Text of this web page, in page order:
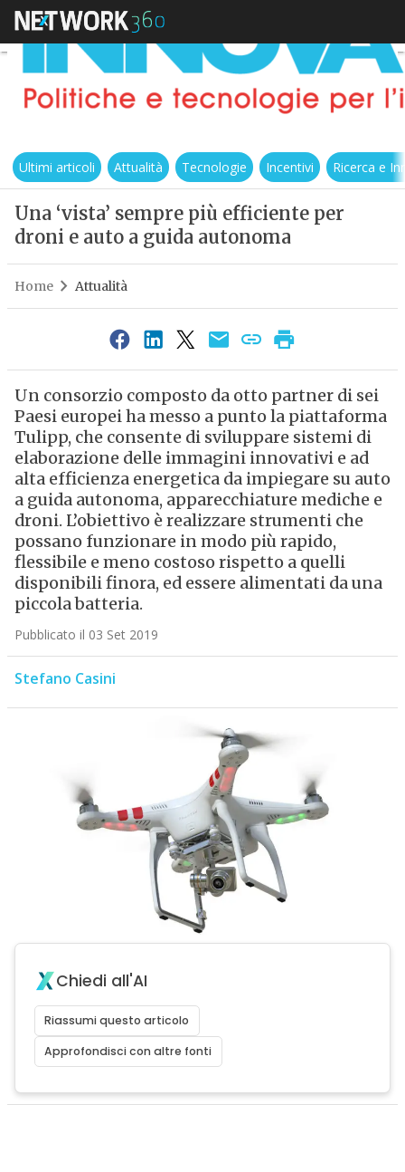
Ultimi articoli Attualità Tecnologie Incentivi Ricerca e
Una ‘vista’ sempre più efficiente per
droni e auto a guida autonoma
Home Attualità
Un consorzio composto da otto partner di sei
Paesi europei ha messo a punto la piattaforma
Tulipp, che consente di sviluppare sistemi di
elaborazione delle immagini innovativi e ad
alta efficienza energetica da impiegare su auto
a guida autonoma, apparecchiature mediche e
droni. L’obiettivo è realizzare strumenti che
possano funzionare in modo più rapido,
flessibile e meno costoso rispetto a quelli
disponibili finora, ed essere alimentati da una
piccola batteria.
Pubblicato il 03 Set 2019
Stefano Casini
Chiedi all'AI
Riassumi questo articolo
Approfondisci con altre fonti